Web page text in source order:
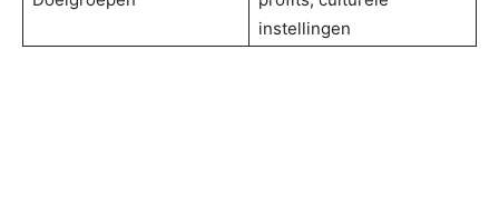
instellingen